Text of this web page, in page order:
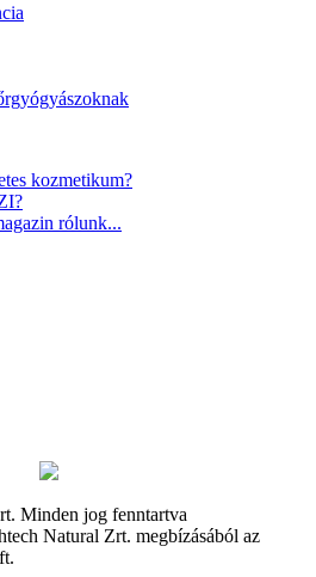
kozmetikum?
rólunk...
Minden jog fenntartva
Natural Zrt. megbízásából az